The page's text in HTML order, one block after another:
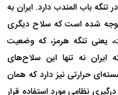
باب المندب دارد. ایران به
شده است که سلاح دیگری
یعنی تنگه هرمز، که وضعیت
ایران نه تنها این سلاح‌های
حرارتی نیز دارد که همان
نظامی مورد استفاده قرار